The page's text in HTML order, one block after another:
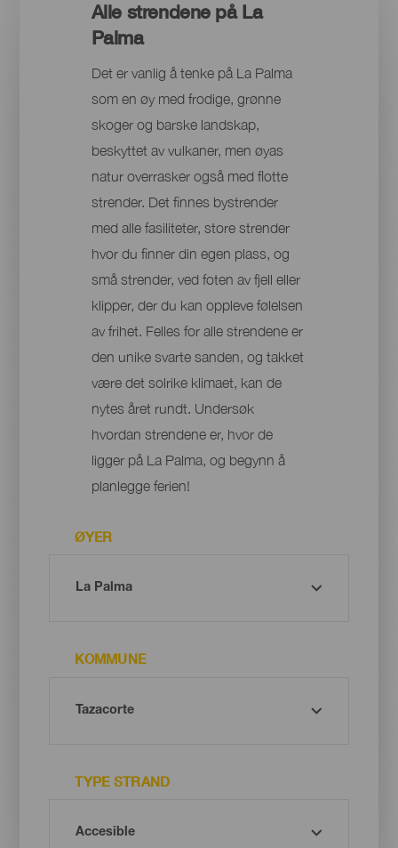
Alle strendene på La
Palma
Det er vanlig å tenke på La Palma
som en øy med frodige, grønne
skoger og barske landskap,
beskyttet av vulkaner, men øyas
natur overrasker også med flotte
strender. Det finnes bystrender
med alle fasiliteter, store strender
hvor du finner din egen plass, og
små strender, ved foten av fjell eller
klipper, der du kan oppleve følelsen
av frihet. Felles for alle strendene er
den unike svarte sanden, og takket
være det solrike klimaet, kan de
nytes året rundt. Undersøk
hvordan strendene er, hvor de
ligger på La Palma, og begynn å
planlegge ferien!
ØYER
KOMMUNE
TYPE STRAND